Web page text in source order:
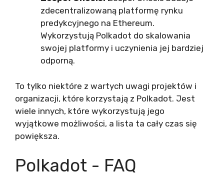
zdecentralizowaną platformę rynku
predykcyjnego na Ethereum.
Wykorzystują Polkadot do skalowania
swojej platformy i uczynienia jej bardziej
odporną.
To tylko niektóre z wartych uwagi projektów i
organizacji, które korzystają z Polkadot. Jest
wiele innych, które wykorzystują jego
wyjątkowe możliwości, a lista ta cały czas się
powiększa.
Polkadot - FAQ